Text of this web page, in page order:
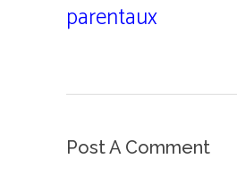
parentaux
Post A Comment